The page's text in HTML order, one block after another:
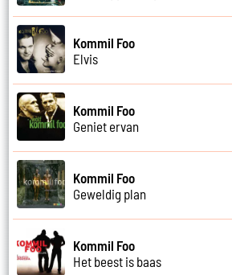
Kommil Foo
Elvis
Kommil Foo
Geniet ervan
Kommil Foo
Geweldig plan
Kommil Foo
Het beest is baas